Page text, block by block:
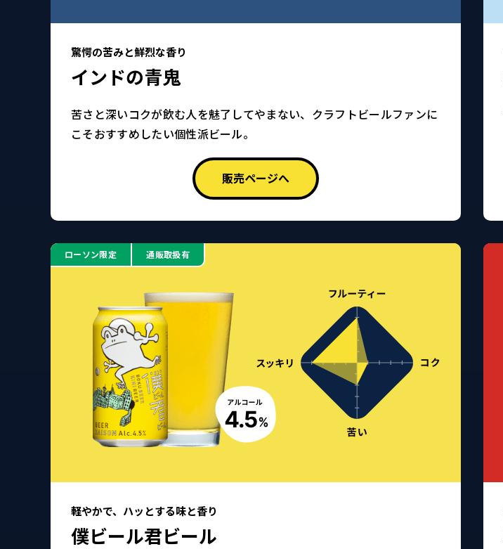
驚愕の苦みと鮮烈な香り
インドの青鬼
苦さと深いコクが飲む人を魅了してやまない、クラフトビールファンに
こそおすすめしたい個性派ビール。
販売ページへ
軽やかで、ハッとする味と香り
僕ビール君ビール
ローソン限定 通販取扱有